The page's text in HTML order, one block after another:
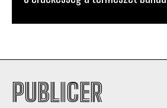
PUBLICER